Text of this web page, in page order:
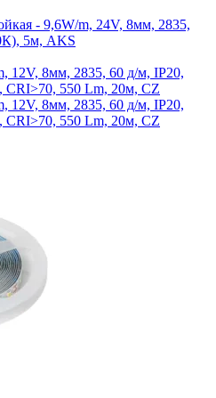
- 9,6W/m, 24V, 8мм, 2835,
5м, AKS
12V, 8мм, 2835, 60 д/м, IP20,
CRI>70, 550 Lm, 20м, CZ
12V, 8мм, 2835, 60 д/м, IP20,
CRI>70, 550 Lm, 20м, CZ